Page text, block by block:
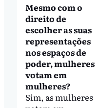
Mesmo com o
direito de
escolher as suas
representações
nos espaços de
poder, mulheres
votam em
mulheres?
Sim, as mulheres